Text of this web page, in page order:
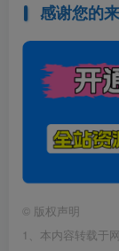
感谢您的
© 版权声明
1、本内容转载于